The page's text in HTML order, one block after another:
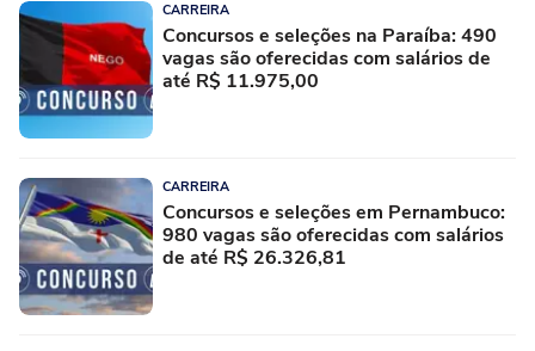
CARREIRA
Concursos e seleções na Paraíba: 490
vagas são oferecidas com salários de
até R$ 11.975,00
CARREIRA
Concursos e seleções em Pernambuco:
980 vagas são oferecidas com salários
de até R$ 26.326,81